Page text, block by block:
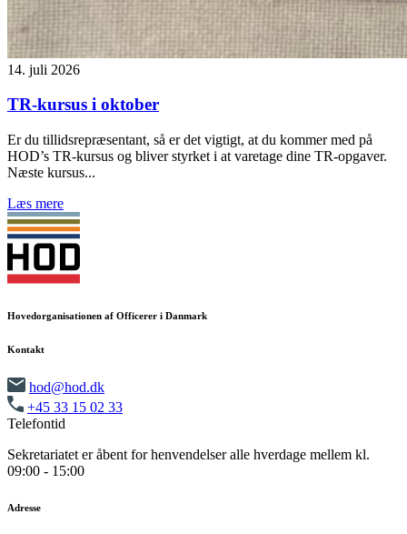
14. juli 2026
TR-kursus i oktober
Er du tillidsrepræsentant, så er det vigtigt, at du kommer med på
HOD’s TR-kursus og bliver styrket i at varetage dine TR-opgaver.
Næste kursus...
Læs mere
Hovedorganisationen af Officerer i Danmark
Kontakt
hod@hod.dk
+45 33 15 02 33
Telefontid
Sekretariatet er åbent for henvendelser alle hverdage mellem kl.
09:00 - 15:00
Adresse